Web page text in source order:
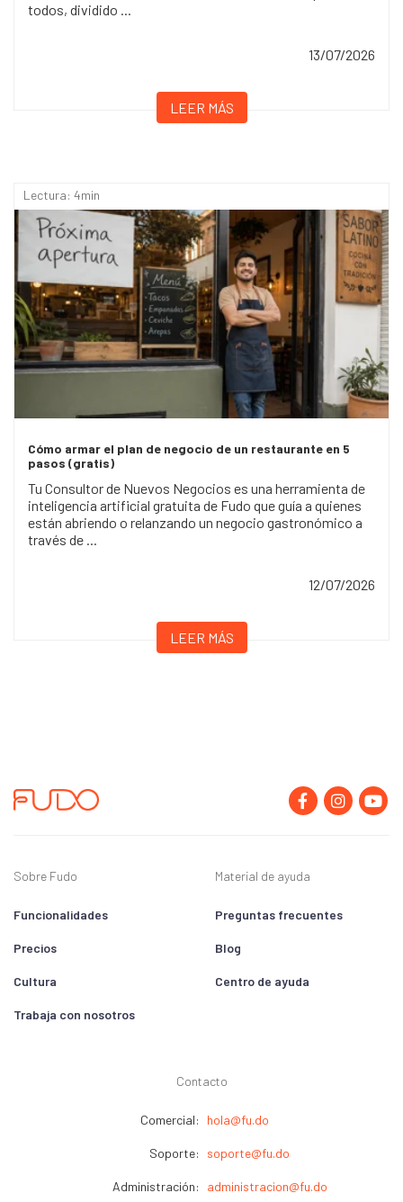
todos, dividido ...
13/07/2026
LEER MÁS
Lectura: 4min
Cómo armar el plan de negocio de un restaurante en 5
pasos (gratis)
Tu Consultor de Nuevos Negocios es una herramienta de
inteligencia artificial gratuita de Fudo que guía a quienes
están abriendo o relanzando un negocio gastronómico a
través de ...
12/07/2026
LEER MÁS
Sobre Fudo
Funcionalidades
Precios
Cultura
Trabaja con nosotros
Material de ayuda
Preguntas frecuentes
Blog
Centro de ayuda
Contacto
Comercial: hola@fu.do
Soporte: soporte@fu.do
Administración: administracion@fu.do